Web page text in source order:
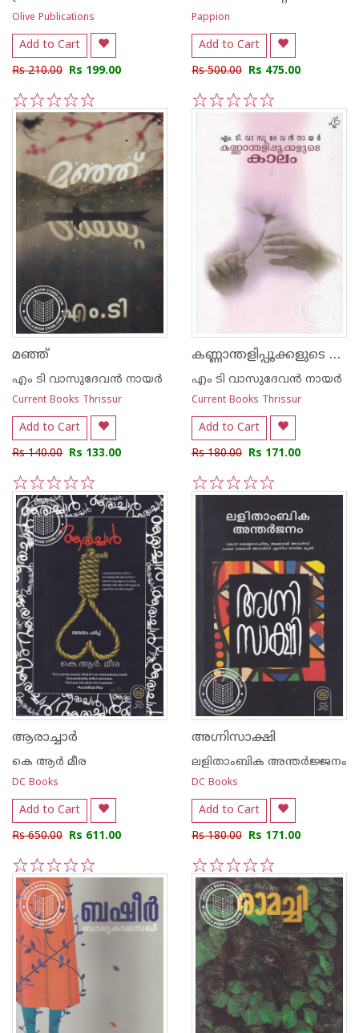
Olive Publications
Add to Cart
Rs 210.00 Rs 199.00
5
4
3
2
1
Pappion
Add to Cart
Rs 500.00 Rs 475.00
5
4
മഞ്ഞ്
എം ടി വാസുദേവന്‍ നായര്‍
Current Books Thrissur
Add to Cart
Rs 140.00 Rs 133.00
5
4
3
2
1
കണ്ണാന്തളിപ്പൂക്കളുടെ കാലം
എം ടി വാസുദേവന്‍ നായര്‍
Current Books Thrissur
Add to Cart
Rs 180.00 Rs 171.00
5
4
3
2
1
ആരാച്ചാര്‍
കെ ആര്‍ മീര
DC Books
Add to Cart
Rs 650.00 Rs 611.00
5
4
3
2
1
അഗ്നിസാക്ഷി
ലളിതാംബിക അന്തര്‍ജ്ജനം
DC Books
Add to Cart
Rs 180.00 Rs 171.00
5
4
3
2
1